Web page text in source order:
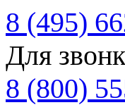
8 (495)
Для
8 (800)